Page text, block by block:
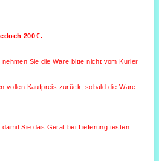
200 €.
Sie die Ware bitte nicht vom Kurier
vollen Kaufpreis zurück, sobald die Ware
Sie das Gerät bei Lieferung testen